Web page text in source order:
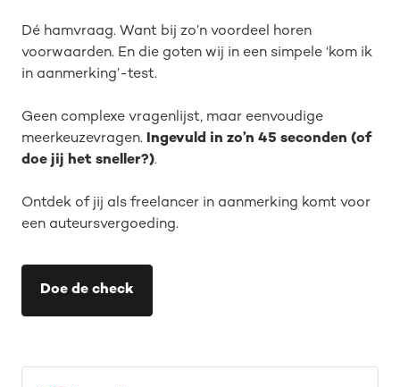
Dé hamvraag. Want bij zo’n voordeel horen
voorwaarden. En die goten wij in een simpele ‘kom ik
in aanmerking’-test.
Geen complexe vragenlijst, maar eenvoudige
meerkeuzevragen. Ingevuld in zo’n 45 seconden (of
doe jij het sneller?).
Ontdek of jij als freelancer in aanmerking komt voor
een auteursvergoeding.
Doe de check